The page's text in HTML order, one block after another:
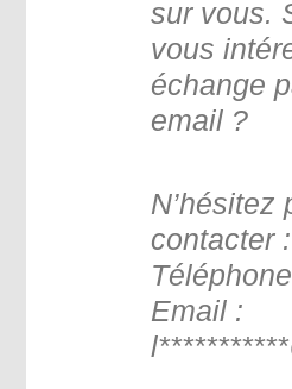
sur vous.
vous
échange
email ?
N’hésitez
contacter :
Email :